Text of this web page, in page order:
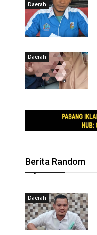
Daerah
Daerah
Berita Random
Daerah